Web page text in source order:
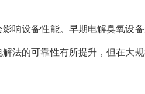
响设备性能。早期电解臭氧设
法的可靠性有所提升，但在大